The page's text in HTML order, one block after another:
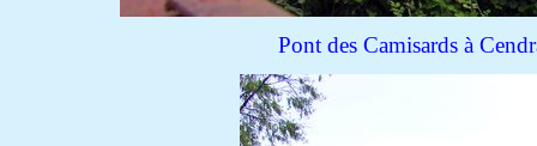
Pont des Camisards à